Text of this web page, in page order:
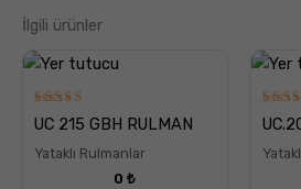
İlgili ürünler
5
üzerinden
oy aldı
UC 215 GBH RULMAN
Yataklı Rulmanlar
0₺
5
oy